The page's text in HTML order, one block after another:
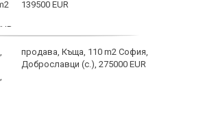
139500 EUR
продава, Къща, 110 m2 София,
Доброславци (с.), 275000 EUR